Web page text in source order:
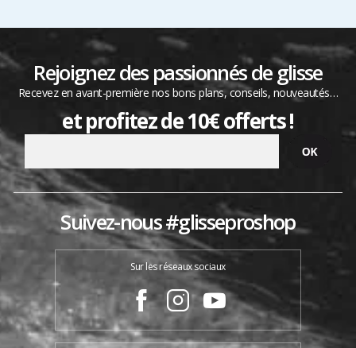
Rejoignez des passionnés de glisse
Recevez en avant-première nos bons plans, conseils, nouveautés…
et profitez de 10€ offerts !
Suivez-nous #glisseproshop
Sur les réseaux sociaux